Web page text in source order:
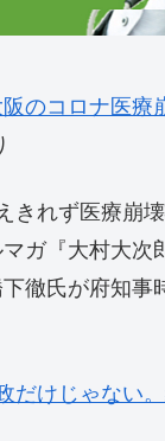
のコロナ医
きれず医療崩
ガ『大村大
徹氏が府知
だけじゃない